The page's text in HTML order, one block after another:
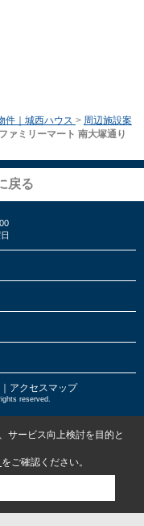
件｜城西ハウス > 周辺施設案
ファミリーマート 南大塚通り
戻る
｜アクセスマップ
reserved.
サービス向上検討を目的と
をご確認ください。